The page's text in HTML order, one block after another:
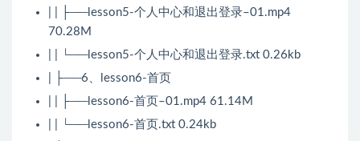
| | ├──lesson5-个人中心和退出登录–01.mp4
70.28M
| | └──lesson5-个人中心和退出登录.txt 0.26kb
| ├──6、lesson6-首页
| | ├──lesson6-首页–01.mp4 61.14M
| | └──lesson6-首页.txt 0.24kb